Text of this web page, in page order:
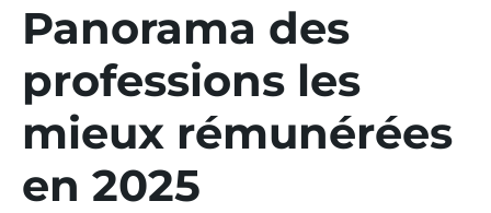
Panorama des
professions les
mieux rémunérées
en 2025